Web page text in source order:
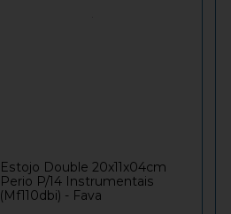
Estojo Double 20x11x04cm
Perio P/14 Instrumentais
(Mf110dbi) - Fava